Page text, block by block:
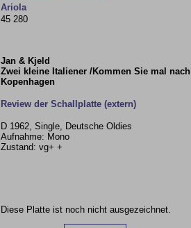
Ariola
45 280
Jan & Kjeld
Zwei kleine Italiener /Kommen Sie mal nach
Kopenhagen
Review der Schallplatte (extern)
D 1962, Single, Deutsche Oldies
Aufnahme: Mono
Zustand: vg+ +
Diese Platte ist noch nicht ausgezeichnet.